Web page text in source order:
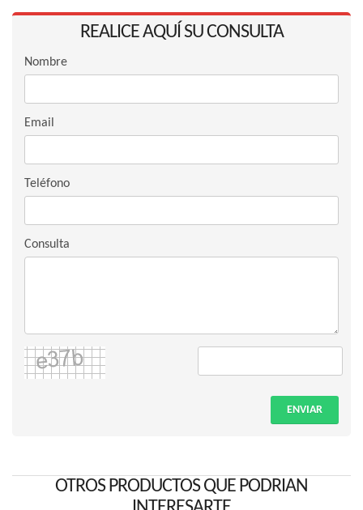
REALICE AQUÍ SU CONSULTA
Nombre
Email
Teléfono
Consulta
ENVIAR
OTROS PRODUCTOS QUE PODRIAN